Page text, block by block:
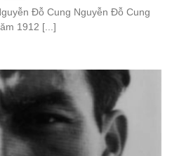
Đỗ Cung Nguyễn Đỗ Cung
1912 [...]